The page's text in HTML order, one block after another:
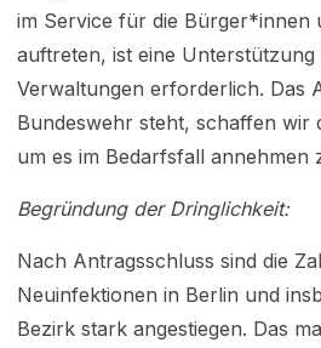
im Service für die Bürger*innen
auftreten, ist eine
Verwaltungen erforderlich. Das
Bundeswehr steht, schaffen wir
um es im Bedarfsfall annehmen
Begründung der Dringlichkeit:
Nach Antragsschluss sind die
Neuinfektionen in Berlin und
Bezirk stark angestiegen. Das